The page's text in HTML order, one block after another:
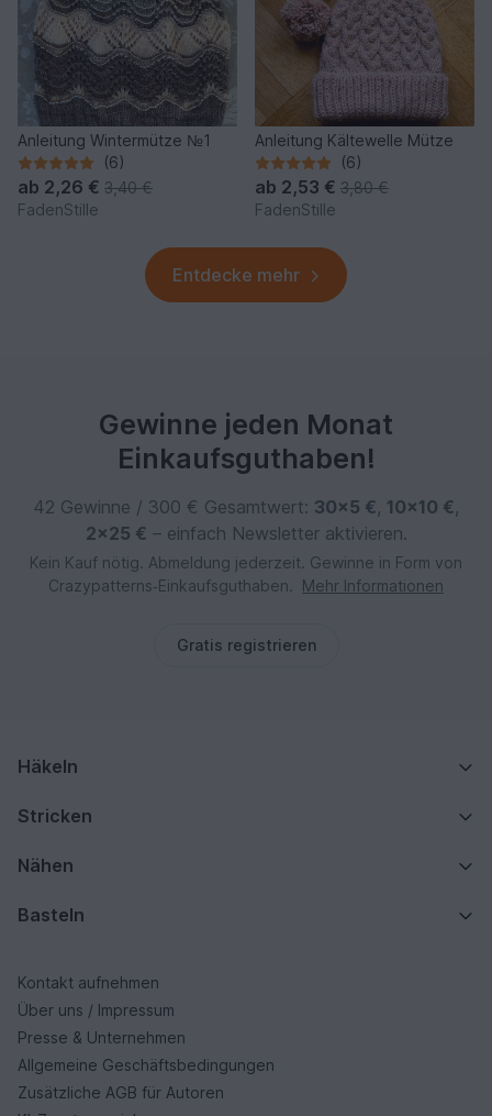
Anleitung Wintermütze №1
(6)
ab 2,26 € 3,40 €
FadenStille
Anleitung Kältewelle Mütze
(6)
ab 2,53 € 3,80 €
FadenStille
Entdecke mehr
Gewinne jeden Monat
Einkaufsguthaben!
42 Gewinne / 300 € Gesamtwert: 30×5 €, 10×10 €,
2×25 € – einfach Newsletter aktivieren.
Kein Kauf nötig. Abmeldung jederzeit. Gewinne in Form von
Crazypatterns‑Einkaufsguthaben.
Mehr Informationen
Gratis registrieren
Häkeln
Stricken
Nähen
Basteln
Kontakt aufnehmen
Über uns / Impressum
Presse & Unternehmen
Allgemeine Geschäftsbedingungen
Zusätzliche AGB für Autoren